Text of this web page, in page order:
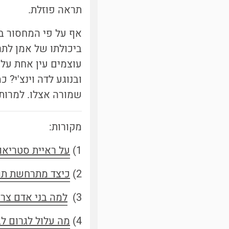
תראה פוזלת.
אף על פי המחסור
ביכולתו של אמן
עוצמים עין אחת
ובנוגע לדה
שמורה אצלו.
מקורות:
1) על ראיית
2) כיצד מתרחשת
3)
למה בני אדם
4) מה עלול לגרום